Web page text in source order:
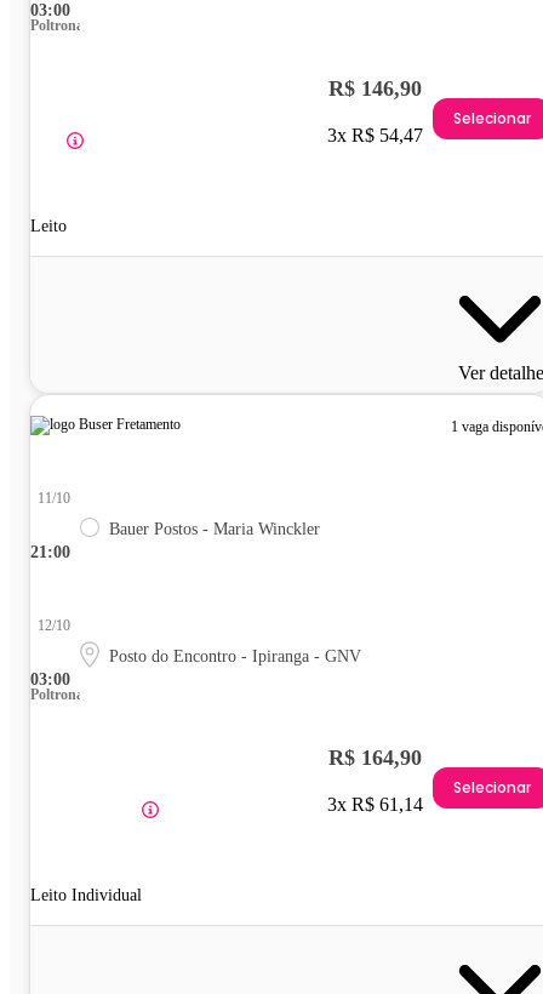
03:00
Poltrona
Leito
R$ 146,90
3x R$ 54,47
Selecionar
Ver
1 vaga
21:00
11/10
Bauer Postos - Maria Winckler
03:00
12/10
Posto do Encontro - Ipiranga - GNV
Poltrona
Leito Individual
R$ 164,90
3x R$ 61,14
Selecionar